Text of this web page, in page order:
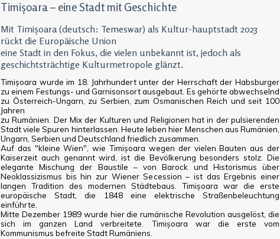
Timișoara – eine Stadt mit Geschichte
Mit Timișoara (deutsch: Temeswar) als Kultur-hauptstadt 2023
rückt die Europäische Union
eine Stadt in den Fokus, die vielen unbekannt ist, jedoch als
geschichtsträchtige Kulturmetropole glänzt.
Timișoara wurde im 18. Jahrhundert unter der Herrschaft der Habsburger
zu einem Festungs- und Garnisonsort ausgebaut. Es gehörte abwechselnd
zu Österreich-Ungarn, zu Serbien, zum Osmanischen Reich und seit 100
Jahren
zu Rumänien. Der Mix der Kulturen und Religionen hat in der pulsierenden
Stadt viele Spuren hinterlassen. Heute leben hier Menschen aus Rumänien,
Ungarn, Serbien und Deutschland friedlich zusammen.
Auf das "kleine Wien", wie Timișoara wegen der vielen Bauten aus der
Kaiserzeit auch genannt wird, ist die Bevölkerung besonders stolz. Die
elegante Mischung der Baustile – von Barock und Historismus über
Neoklassizismus bis hin zur Wiener Secession – ist das Ergebnis einer
langen Tradition des modernen Städtebaus. Timișoara war die erste
europäische Stadt, die 1848 eine elektrische Straßenbeleuchtung
einführte.
Mitte Dezember 1989 wurde hier die rumänische Revolution ausgelöst, die
sich im ganzen Land verbreitete. Timișoara war die erste vom
Kommunismus befreite Stadt Rumäniens.